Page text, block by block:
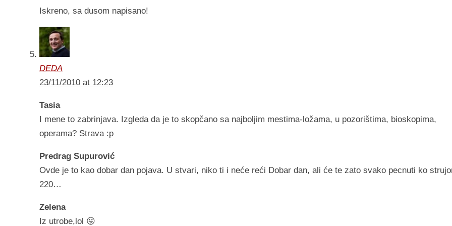
Iskreno, sa dusom napisano!
DEDA
23/11/2010 at 12:23
Tasia
I mene to zabrinjava. Izgleda da je to skopčano sa najboljim mestima-ložama, u pozorištima, bioskopima,
operama? Strava :p
Predrag Supurović
Ovde je to kao dobar dan pojava. U stvari, niko ti i neće reći Dobar dan, ali će te zato svako pecnuti ko
220…
Zelena
Iz utrobe,lol 😛